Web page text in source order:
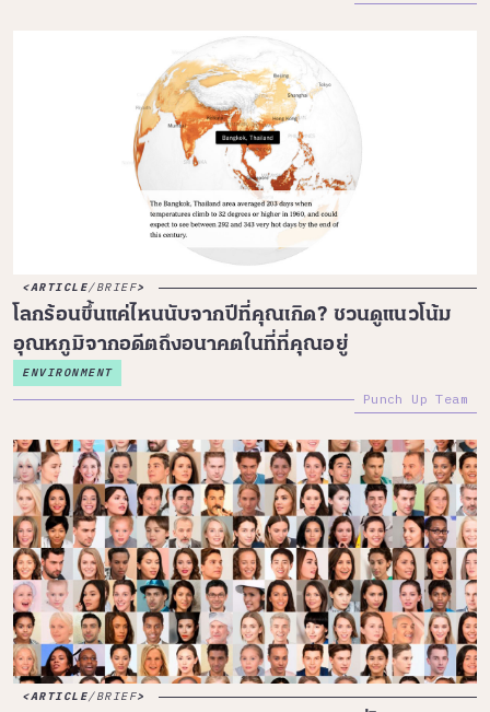
ARTICLE/BRIEF
โลกร้อนขึ้นแค่ไหนนับจากปีที่คุณเกิด? ชวนดูแนวโน้ม
อุณหภูมิจากอดีตถึงอนาคตในที่ที่คุณอยู่
ENVIRONMENT
Punch Up Team
ARTICLE/BRIEF